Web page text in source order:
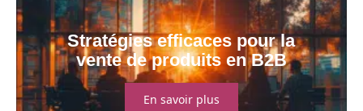
Stratégies efficaces pour la
vente de produits en B2B
En savoir plus